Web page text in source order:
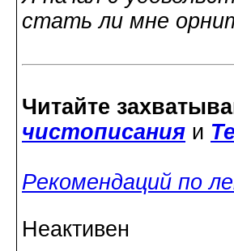
стать ли мне
Читайте
чистописания и
Рекомендаций по
Неактивен